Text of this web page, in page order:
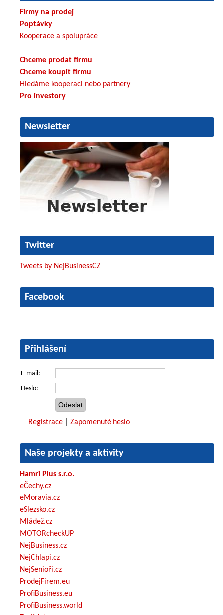
Firmy na prodej
Poptávky
Kooperace a spolupráce
Chceme prodat firmu
Chceme koupit firmu
Hledáme kooperaci nebo partnery
Pro investory
Newsletter
Twitter
Tweets by NejBusinessCZ
Facebook
Přihlášení
E-mail:
Heslo:
Registrace Zapomenuté heslo
Naše projekty a aktivity
Hamri Plus s.r.o.
eČechy.cz
eMoravia.cz
eSlezsko.cz
Mládež.cz
MOTORcheckUP
NejBusiness.cz
NejChlapi.cz
NejSenioři.cz
ProdejFirem.eu
ProfiBusiness.eu
ProfiBusiness.world